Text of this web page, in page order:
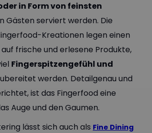
in Form von feinsten
Gästen serviert werden. Die
Kreationen legen einen
frische und erlesene Produkte,
Fingerspitzengefühl und
werden. Detailgenau und
ist das Fingerfood eine
Auge und den Gaumen.
lässt sich auch als Fine Dining